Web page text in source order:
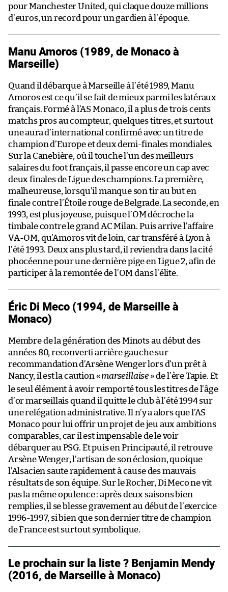
pour Manchester United, qui claque douze millions
d’euros, un record pour un gardien à l’époque.
Manu Amoros (1989, de Monaco à
Marseille)
Quand il débarque à Marseille à l’été 1989, Manu
Amoros est ce qu’il se fait de mieux parmi les latéraux
français. Formé à l’AS Monaco, il a plus de trois cents
matchs pros au compteur, quelques titres, et surtout
une aura d’international confirmé avec un titre de
champion d’Europe et deux demi-finales mondiales.
Sur la Canebière, où il touche l’un des meilleurs
salaires du foot français, il passe encore un cap avec
deux finales de Ligue des champions. La première,
malheureuse, lorsqu’il manque son tir au but en
finale contre l’Étoile rouge de Belgrade. La seconde, en
1993, est plus joyeuse, puisque l’OM décroche la
timbale contre le grand AC Milan. Puis arrive l’affaire
VA-OM, qu’Amoros vit de loin, car transféré à Lyon à
l’été 1993. Deux ans plus tard, il reviendra dans la cité
phocéenne pour une dernière pige en Ligue 2, afin de
participer à la remontée de l’OM dans l’élite.
Éric Di Meco (1994, de Marseille à
Monaco)
Membre de la génération des Minots au début des
années 80, reconverti arrière gauche sur
recommandation d’Arsène Wenger lors d’un prêt à
Nancy, il est la caution «marseillaise» de l’ère Tapie. Et
le seul élément à avoir remporté tous les titres de l’âge
d’or marseillais quand il quitte le club à l’été 1994 sur
une relégation administrative. Il n’y a alors que l’AS
Monaco pour lui offrir un projet de jeu aux ambitions
comparables, car il est impensable de le voir
débarquer au PSG. Et puis en Principauté, il retrouve
Arsène Wenger, l’artisan de son éclosion, quoique
l’Alsacien saute rapidement à cause des mauvais
résultats de son équipe. Sur le Rocher, Di Meco ne vit
pas la même opulence : après deux saisons bien
remplies, il se blesse gravement au début de l’exercice
1996-1997, si bien que son dernier titre de champion
de France est surtout symbolique.
Le prochain sur la liste ? Benjamin Mendy
(2016, de Marseille à Monaco)